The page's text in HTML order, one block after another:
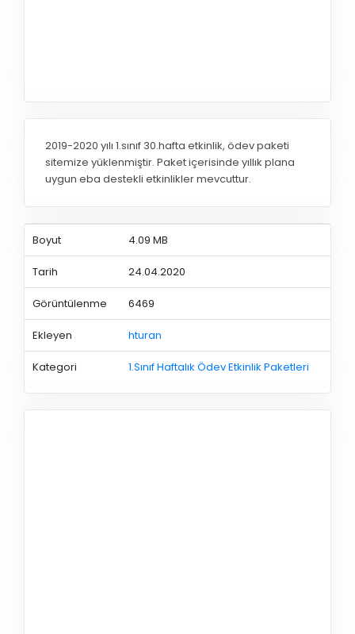
2019-2020 yılı 1.sınıf 30.hafta etkinlik, ödev paketi
sitemize yüklenmiştir. Paket içerisinde yıllık plana
uygun eba destekli etkinlikler mevcuttur.
Boyut 4.09 MB
Tarih 24.04.2020
Görüntülenme 6469
Ekleyen hturan
Kategori 1.Sınıf Haftalık Ödev Etkinlik Paketleri